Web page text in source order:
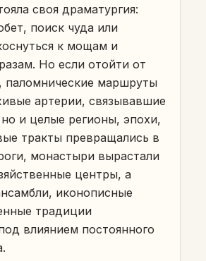
своя драматургия:
поиск чуда или
к мощам и
Но если отойти от
паломнические маршруты
артерии, связывавшие
и целые регионы, эпохи,
тракты превращались в
монастыри вырастали
центры, а
иконописные
традиции
влиянием постоянного